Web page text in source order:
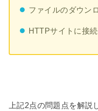
ファイルのダウン
HTTPサイトに接
上記2点の問題点を解説